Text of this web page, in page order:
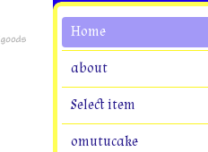
Home
about
Select item
omutucake